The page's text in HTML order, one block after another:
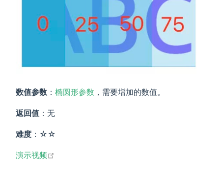
数值参数 ： 椭圆形参数 ，需要增加的数值。
返回值 ：无
难度 ：☆☆
演示视频